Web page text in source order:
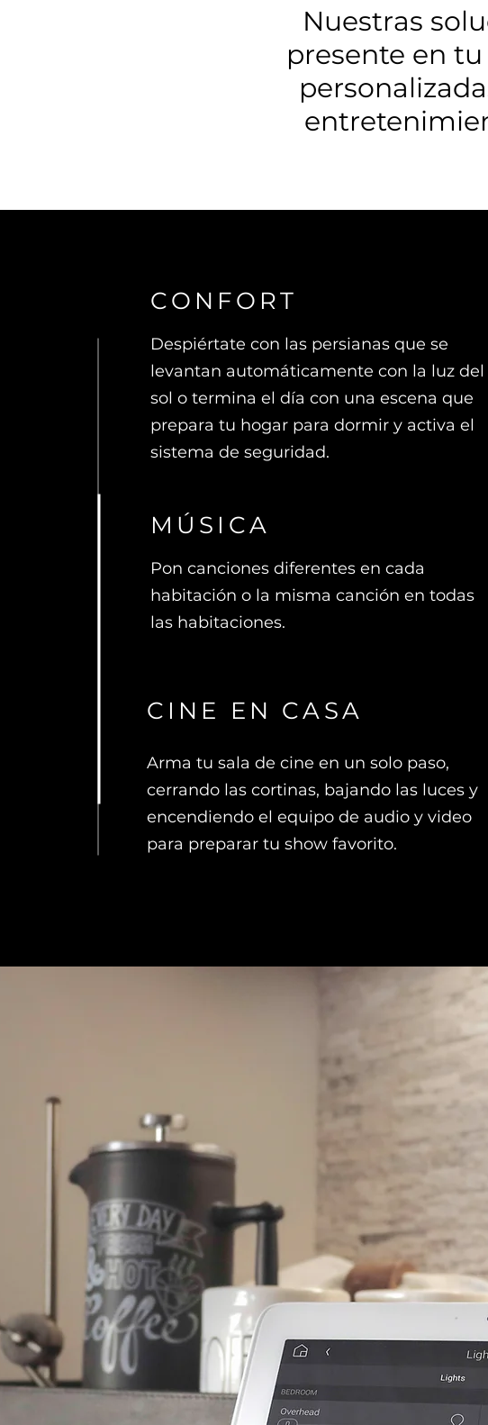
Nuestras
presente en
CONFORT
Despiértate con las persianas que se
levantan automáticamente con la luz del
sol o termina el día con una escena que
prepara tu hogar para dormir y activa el
sistema de seguridad.
MÚSICA
Pon canciones diferentes en cada
habitación o la misma canción en todas
las habitaciones.
CINE EN CASA
Arma tu sala de cine en un solo paso,
cerrando las cortinas, bajando las luces y
encendiendo el equipo de audio y video
para preparar tu show favorito.